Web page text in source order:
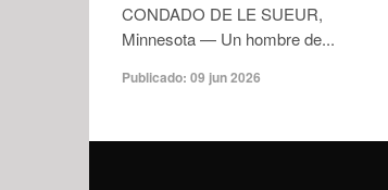
CONDADO DE LE SUEUR,
Minnesota — Un hombre de...
Publicado: 09 jun 2026